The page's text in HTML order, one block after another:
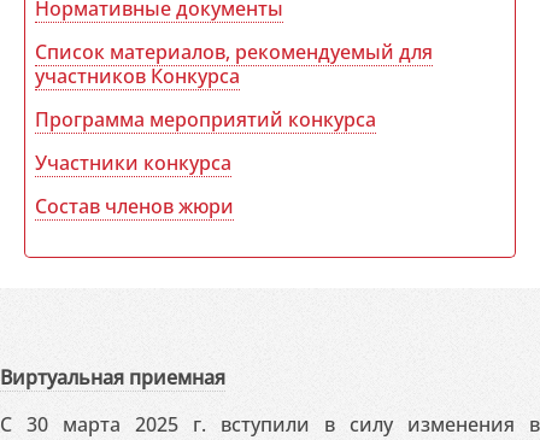
Нормативные документы
Список материалов, рекомендуемый для
участников Конкурса
Программа мероприятий конкурса
Участники конкурса
Состав членов жюри
Виртуальная приемная
С 30 марта 2025 г. вступили в силу изменения в